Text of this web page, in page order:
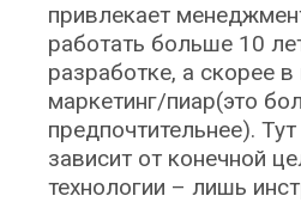
привлекает
работать больше 10
разработке, а скорее
маркетинг/пиар(это
предпочтительнее).
зависит от конечной
технологии – лишь